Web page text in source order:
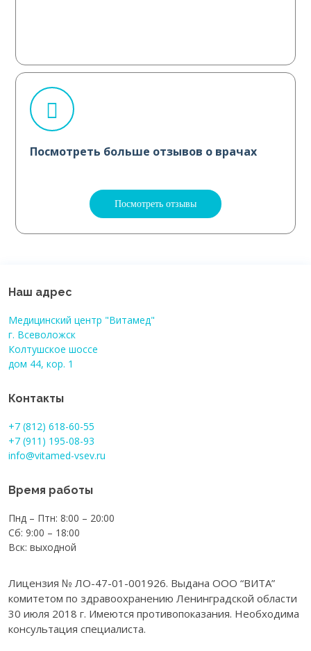
Посмотреть больше отзывов о врачах
Посмотреть отзывы
Наш адрес
Медицинский центр "Витамед"
г. Всеволожск
Колтушское шоссе
дом 44, кор. 1
Контакты
+7 (812) 618-60-55
+7 (911) 195-08-93
info@vitamed-vsev.ru
Время работы
Пнд – Птн: 8:00 – 20:00
Сб: 9:00 – 18:00
Вск: выходной
Лицензия № ЛО-47-01-001926. Выдана ООО “ВИТА”
комитетом по здравоохранению Ленинградской области
30 июля 2018 г. Имеются противопоказания. Необходима
консультация специалиста.